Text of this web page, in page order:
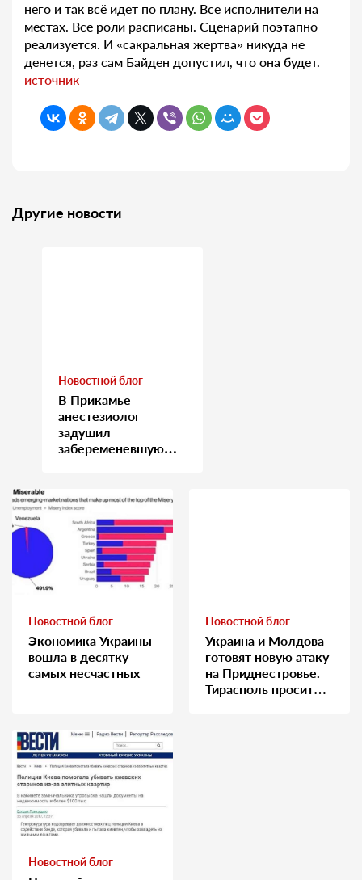
него и так всё идет по плану. Все исполнители на
местах. Все роли расписаны. Сценарий поэтапно
реализуется. И «сакральная жертва» никуда не
денется, раз сам Байден допустил, что она будет.
источник
Другие новости
Новостной блог
В Прикамье
анестезиолог
задушил
забеременевшую
Новостной блог
Экономика Украины
вошла в десятку
самых несчастных
Новостной блог
Украина и Молдова
готовят новую атаку
на Приднестровье.
Тирасполь просит
Новостной блог